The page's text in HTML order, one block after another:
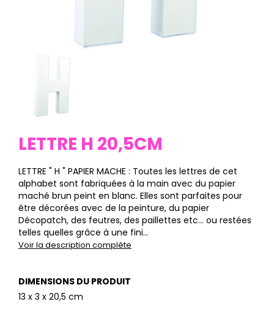
LETTRE H 20,5CM
LETTRE " H " PAPIER MACHE : Toutes les lettres de cet
alphabet sont fabriquées à la main avec du papier
maché brun peint en blanc. Elles sont parfaites pour
être décorées avec de la peinture, du papier
Décopatch, des feutres, des paillettes etc… ou restées
telles quelles grâce à une fini...
Voir la description complète
DIMENSIONS DU PRODUIT
13 x 3 x 20,5 cm